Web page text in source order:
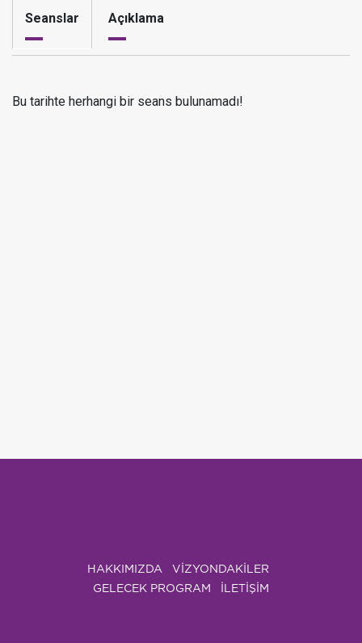
Seanslar Açıklama
Bu tarihte herhangi bir seans bulunamadı!
HAKKIMIZDA
VIZYONDAKILER
GELECEK PROGRAM
İLETİŞİM